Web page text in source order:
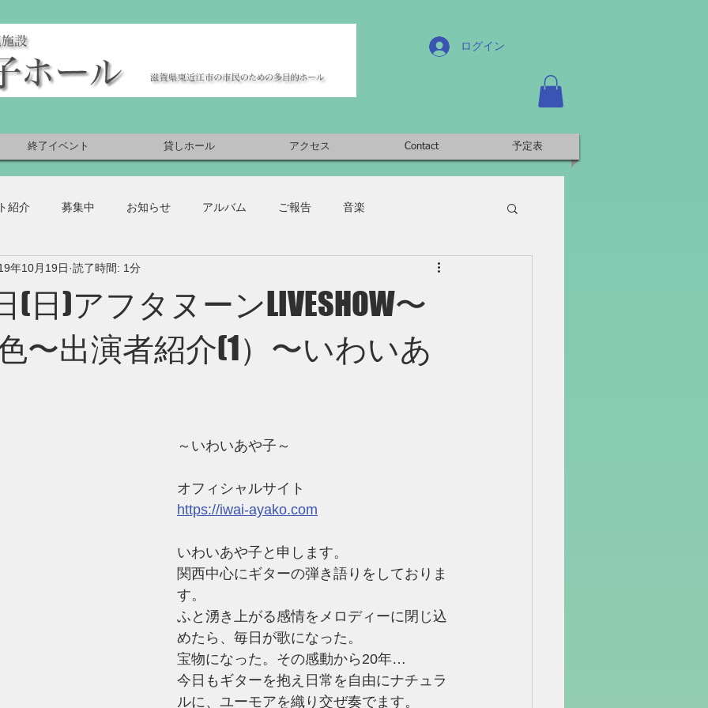
ログイン
終了イベント 貸しホール アクセス Contact 予定表
紹介 募集中 お知らせ アルバム ご報告 音楽
(日)アフタヌーンLIVESHOW〜
〜出演者紹介(1）〜いわいあ
年10月19日 読了時間: 1分
～いわいあや子～
オフィシャルサイト
https://iwai-ayako.com
いわいあや子と申します。
関西中心にギターの弾き語りをしておりま
す。
​ふと湧き上がる感情をメロディーに閉じ込
めたら、毎日が歌になった。
宝物になった。その感動から20年…
​今日もギターを抱え日常を自由にナチュラ
ルに、ユーモアを織り交ぜ奏でます。